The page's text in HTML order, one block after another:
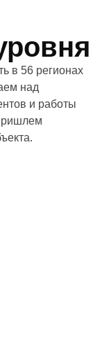
в 56 регионах
над
и работы